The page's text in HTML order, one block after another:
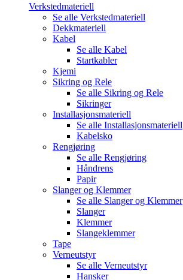
Verkstedmateriell
Se alle Verkstedmateriell
Dekkmateriell
Kabel
Se alle Kabel
Startkabler
Kjemi
Sikring og Rele
Se alle Sikring og Rele
Sikringer
Installasjonsmateriell
Se alle Installasjonsmateriell
Kabelsko
Rengjøring
Se alle Rengjøring
Håndrens
Papir
Slanger og Klemmer
Se alle Slanger og Klemmer
Slanger
Klemmer
Slangeklemmer
Tape
Verneutstyr
Se alle Verneutstyr
Hansker